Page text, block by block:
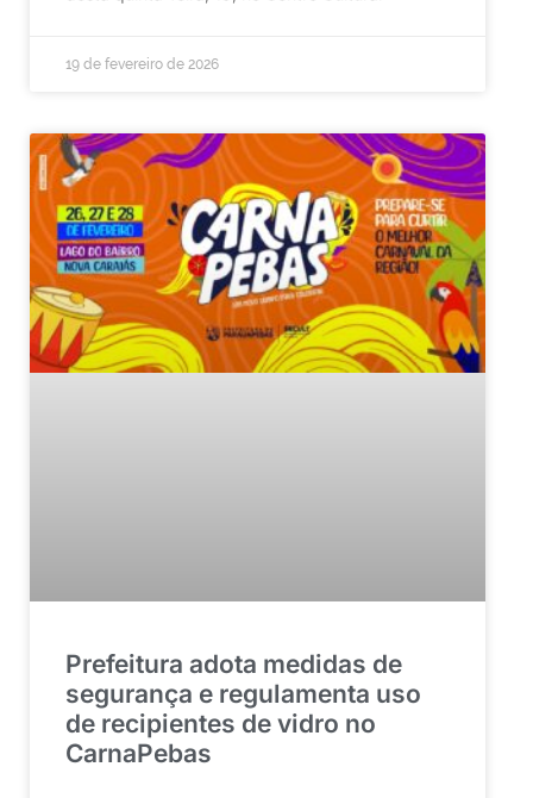
19 de fevereiro de 2026
Prefeitura adota medidas de
segurança e regulamenta uso
de recipientes de vidro no
CarnaPebas